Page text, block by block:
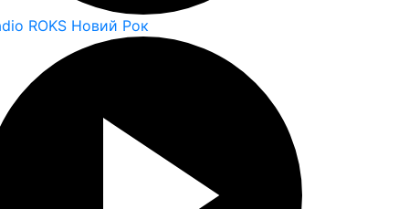
ROKS Новий Рок